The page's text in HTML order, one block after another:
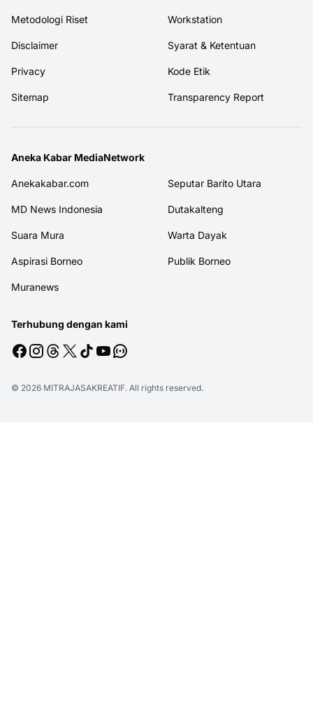
Metodologi Riset Workstation
Disclaimer Syarat & Ketentuan
Privacy Kode Etik
Sitemap Transparency Report
Aneka Kabar MediaNetwork
Anekakabar.com Seputar Barito Utara
MD News Indonesia Dutakalteng
Suara Mura Warta Dayak
Aspirasi Borneo Publik Borneo
Muranews
Terhubung dengan kami
© 2026 MITRAJASAKREATIF. All rights reserved.